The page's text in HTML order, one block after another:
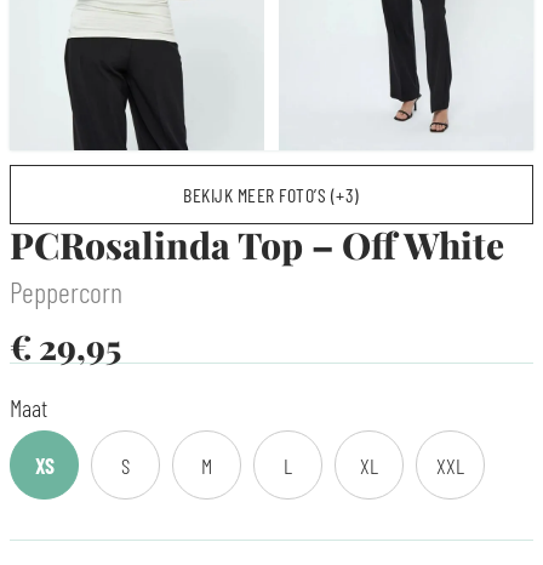
BEKIJK MEER FOTO’S (+3)
PCRosalinda Top – Off White
Peppercorn
€ 29,95
Maat
XS S M L XL XXL